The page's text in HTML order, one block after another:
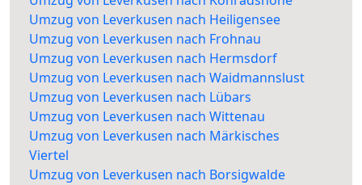
Umzug von Leverkusen nach Heiligensee
Umzug von Leverkusen nach Frohnau
Umzug von Leverkusen nach Hermsdorf
Umzug von Leverkusen nach Waidmannslust
Umzug von Leverkusen nach Lübars
Umzug von Leverkusen nach Wittenau
Umzug von Leverkusen nach Märkisches
Viertel
Umzug von Leverkusen nach Borsigwalde